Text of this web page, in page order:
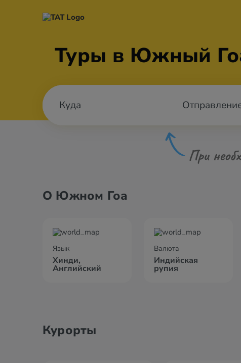
Туры в Южный
При
О Южном Гоа
Язык
Хинди,
Английский
Валюта
Индийская
рупия
Курорты